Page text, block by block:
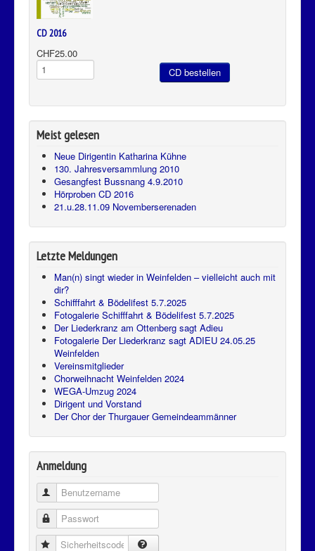
CD 2016
CHF25.00
Meist gelesen
Neue Dirigentin Katharina Kühne
130. Jahresversammlung 2010
Gesangfest Bussnang 4.9.2010
Hörproben CD 2016
21.u.28.11.09 Novemberserenaden
Letzte Meldungen
Man(n) singt wieder in Weinfelden – vielleicht auch mit
dir?
Schifffahrt & Bödelifest 5.7.2025
Fotogalerie Schifffahrt & Bödelifest 5.7.2025
Der Liederkranz am Ottenberg sagt Adieu
Fotogalerie Der Liederkranz sagt ADIEU 24.05.25
Weinfelden
Vereinsmitglieder
Chorweihnacht Weinfelden 2024
WEGA-Umzug 2024
Dirigent und Vorstand
Der Chor der Thurgauer Gemeindeammänner
Anmeldung
Benutzername
Passwort
Sicherheitscode